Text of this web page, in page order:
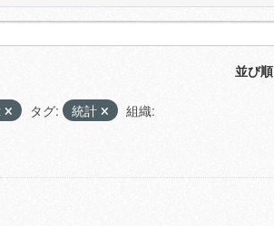
並び順
タグ: 統計
組織: